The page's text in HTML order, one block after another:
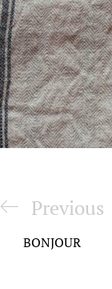
Previous
Post
Previous
BONJOUR